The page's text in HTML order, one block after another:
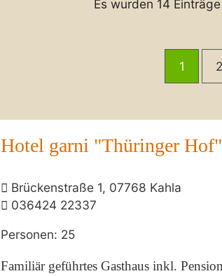
Es wurden 14
1 2
Hotel garni "Thüringer Hof"
Brückenstraße 1, 07768 Kahla
036424 22337
Personen: 25
Familiär geführtes Gasthaus inkl.